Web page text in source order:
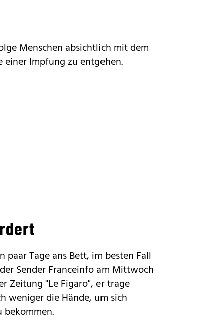
Menschen absichtlich mit dem
einer Impfung zu entgehen.
paar Tage ans Bett, im besten Fall
Sender Franceinfo am Mittwoch
Zeitung "Le Figaro", er trage
weniger die Hände, um sich
bekommen.